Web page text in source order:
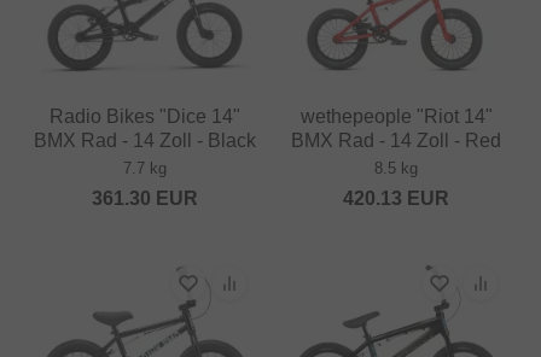
Radio Bikes "Dice 14"
BMX Rad - 14 Zoll - Black
7.7 kg
361.30 EUR
wethepeople "Riot 14"
BMX Rad - 14 Zoll - Red
8.5 kg
420.13 EUR